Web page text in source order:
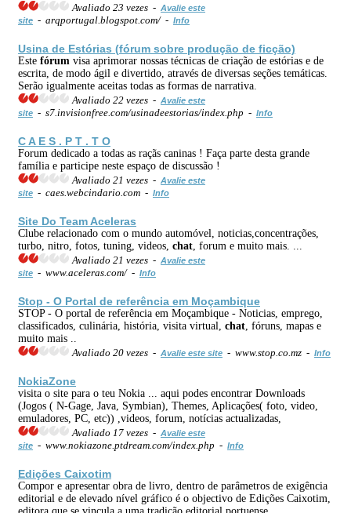
Avaliado 23 vezes - Avalie este
site - arqportugal.blogspot.com/ - Info
Usina de Estórias (fórum sobre produção de ficção)
Este fórum visa aprimorar nossas técnicas de criação de estórias e de
escrita, de modo ágil e divertido, através de diversas seções temáticas.
Serão igualmente aceitas todas as formas de narrativa.
Avaliado 22 vezes - Avalie este
site - s7.invisionfree.com/usinadeestorias/index.php - Info
C A E S . P T . T O
Forum dedicado a todas as raçãs caninas ! Faça parte desta grande
família e participe neste espaço de discussão !
Avaliado 21 vezes - Avalie este
site - caes.webcindario.com - Info
Site Do Team Aceleras
Clube relacionado com o mundo automóvel, noticias,concentrações,
turbo, nitro, fotos, tuning, videos, chat , forum e muito mais. ...
Avaliado 21 vezes - Avalie este
site - www.aceleras.com/ - Info
Stop - O Portal de referência em Moçambique
STOP - O portal de referência em Moçambique - Noticias, emprego,
classificados, culinária, história, visita virtual, chat , fóruns, mapas e
muito mais ..
Avaliado 20 vezes - Avalie este site - www.stop.co.mz - Info
NokiaZone
visita o site para o teu Nokia ... aqui podes encontrar Downloads
(Jogos ( N-Gage, Java, Symbian), Themes, Aplicações( foto, video,
emuladores, PC, etc)) ,videos, forum, notícias actualizadas,
Avaliado 17 vezes - Avalie este
site - www.nokiazone.ptdream.com/index.php - Info
Edições Caixotim
Compor e apresentar obra de livro, dentro de parâmetros de exigência
editorial e de elevado nível gráfico é o objectivo de Edições Caixotim,